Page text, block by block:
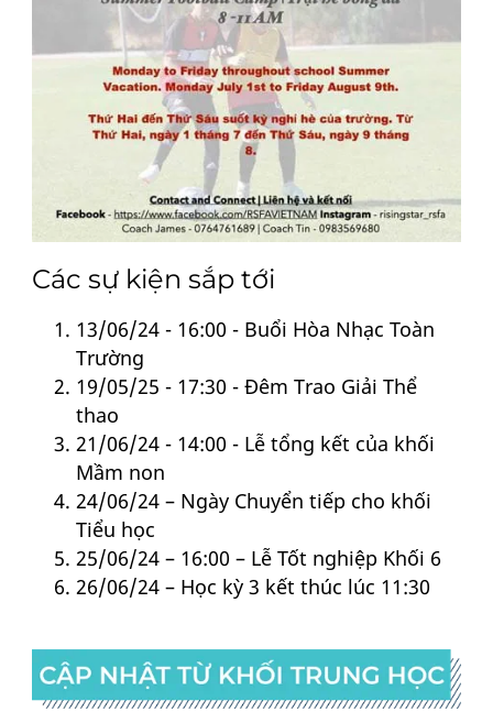
Các sự kiện sắp tới
13/06/24 - 16:00 - Buổi Hòa Nhạc Toàn
Trường
19/05/25 - 17:30 - Đêm Trao Giải Thể
thao
21/06/24 - 14:00 - Lễ tổng kết của khối
Mầm non
24/06/24 – Ngày Chuyển tiếp cho khối
Tiểu học
25/06/24 – 16:00 – Lễ Tốt nghiệp Khối 6
26/06/24 – Học kỳ 3 kết thúc lúc 11:30